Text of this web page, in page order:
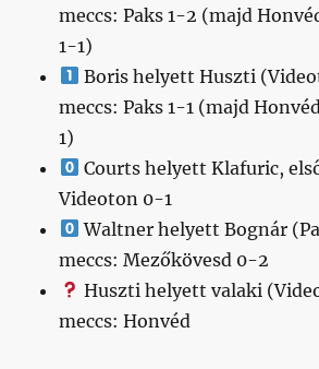
meccs: Paks 1-2 (majd
1-1)
Boris helyett Huszti
meccs: Paks 1-1 (majd
1)
Courts helyett Klafuric,
Videoton 0-1
Waltner helyett Bognár
meccs: Mezőkövesd 0-2
Huszti helyett valaki
meccs: Honvéd